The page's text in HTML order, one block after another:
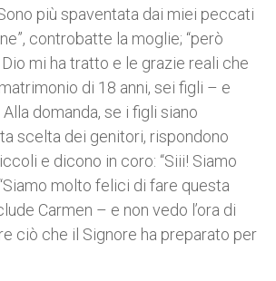
più spaventata dai miei peccati
controbatte la moglie; “però
mi ha tratto e le grazie reali che
di 18 anni, sei figli – e
domanda, se i figli siano
scelta dei genitori, rispondono
e dicono in coro: “Siii! Siamo
molto felici di fare questa
Carmen – e non vedo l’ora di
ciò che il Signore ha preparato per